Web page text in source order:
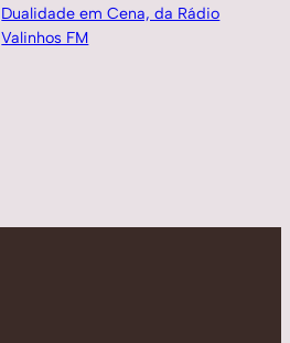
Dualidade em Cena, da Rádio
Valinhos FM